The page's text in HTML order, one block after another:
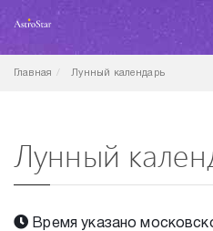
Главная Лунный календарь
Лунный
Время указано